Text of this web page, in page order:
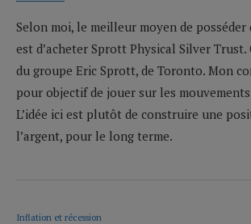
Selon moi, le meilleur moyen de posséder
est d’acheter Sprott Physical Silver Trust.
du groupe Eric Sprott, de Toronto. Mon
pour objectif de jouer sur les
L’idée ici est plutôt de construire une
l’argent, pour le long terme.
Inflation et récession